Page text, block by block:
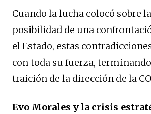
Cuando la lucha colocó sobre
posibilidad de una
el Estado, estas
con toda su fuerza,
traición de la dirección de la
Evo Morales y la crisis